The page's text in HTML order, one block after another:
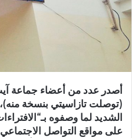
ا
ت
ي
أصدر عدد من أعضاء جماعة
(توصلت تازاسيتي بنسخة
الشديد لما وصفوه
على مواقع التواصل